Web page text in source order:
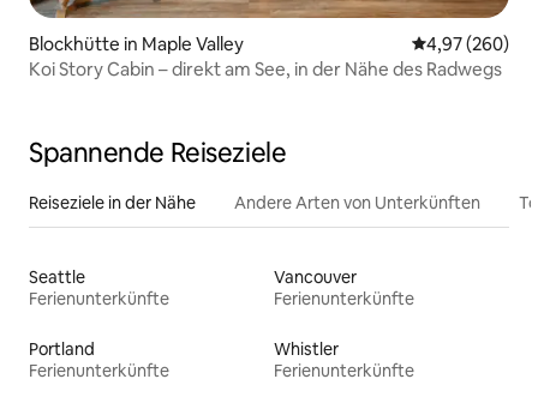
Blockhütte in Maple Valley
4,97 (260)
Koi Story Cabin – direkt am See, in der Nähe des Radwegs
Spannende Reiseziele
Reiseziele in der Nähe Andere Arten von Unterkünften
Seattle
Ferienunterkünfte
Vancouver
Ferienunterkünfte
Portland
Ferienunterkünfte
Whistler
Ferienunterkünfte